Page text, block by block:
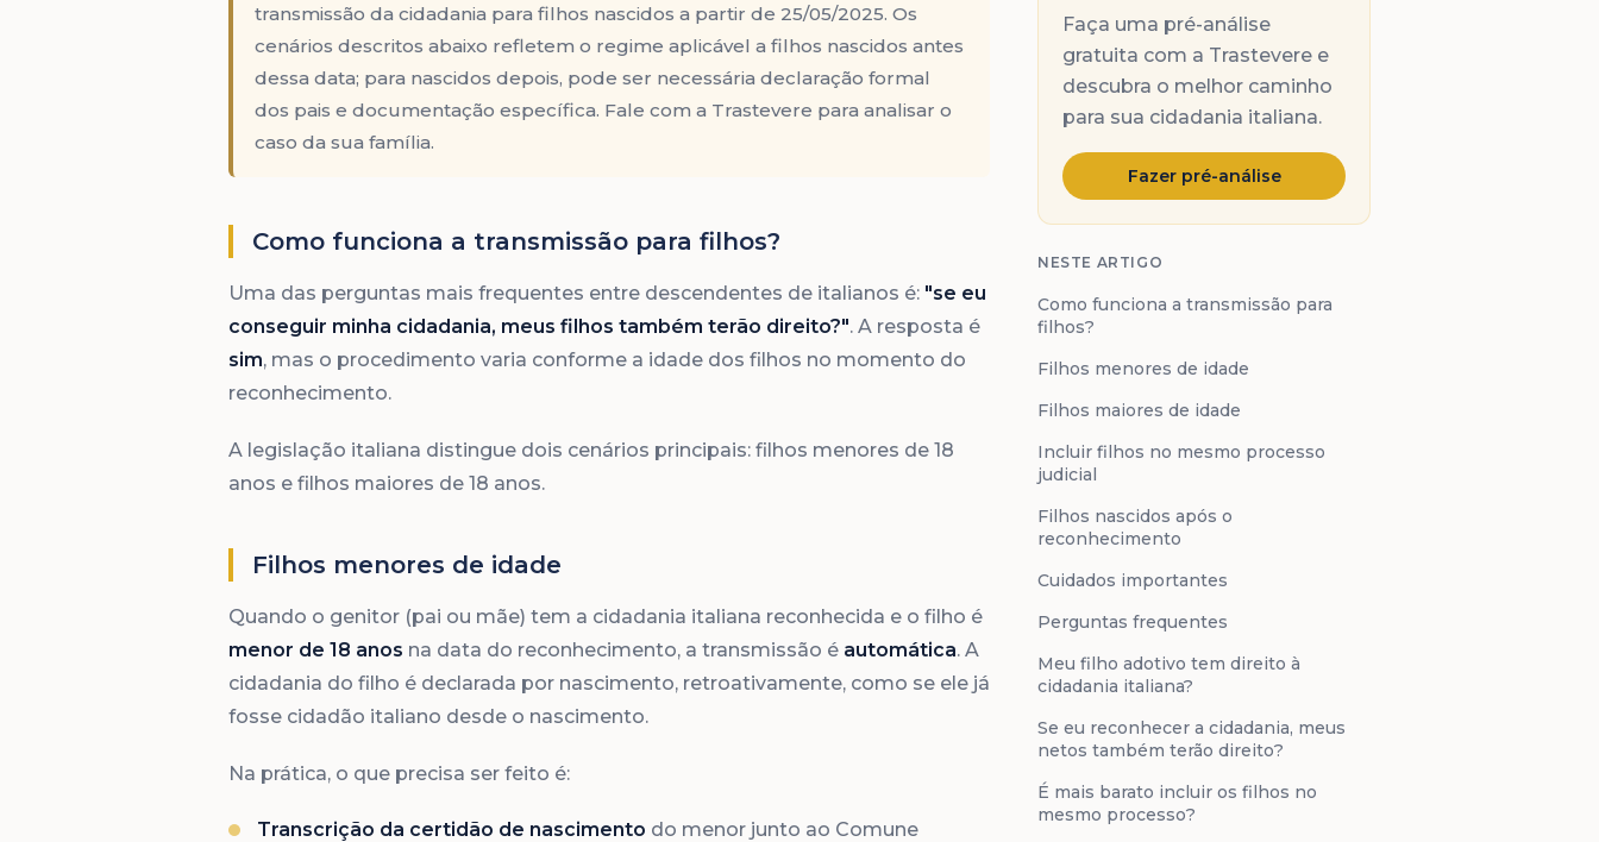
transmissão da cidadania para filhos nascidos a partir de 25/05/2025. Os
cenários descritos abaixo refletem o regime aplicável a filhos nascidos antes
dessa data; para nascidos depois, pode ser necessária declaração formal
dos pais e documentação específica. Fale com a Trastevere para analisar o
caso da sua família.
Como funciona a transmissão para filhos?
Uma das perguntas mais frequentes entre descendentes de italianos é: "se eu
conseguir minha cidadania, meus filhos também terão direito?". A resposta é
sim, mas o procedimento varia conforme a idade dos filhos no momento do
reconhecimento.
A legislação italiana distingue dois cenários principais: filhos menores de 18
anos e filhos maiores de 18 anos.
Filhos menores de idade
Quando o genitor (pai ou mãe) tem a cidadania italiana reconhecida e o filho é
menor de 18 anos na data do reconhecimento, a transmissão é automática. A
cidadania do filho é declarada por nascimento, retroativamente, como se ele já
fosse cidadão italiano desde o nascimento.
Na prática, o que precisa ser feito é:
Transcrição da certidão de nascimento do menor junto ao Comune
Faça uma pré-análise
gratuita com a Trastevere e
descubra o melhor caminho
para sua cidadania italiana.
Fazer pré-análise
NESTE ARTIGO
Como funciona a transmissão para
filhos?
Filhos menores de idade
Filhos maiores de idade
Incluir filhos no mesmo processo
judicial
Filhos nascidos após o
reconhecimento
Cuidados importantes
Perguntas frequentes
Meu filho adotivo tem direito à
cidadania italiana?
Se eu reconhecer a cidadania, meus
netos também terão direito?
É mais barato incluir os filhos no
mesmo processo?